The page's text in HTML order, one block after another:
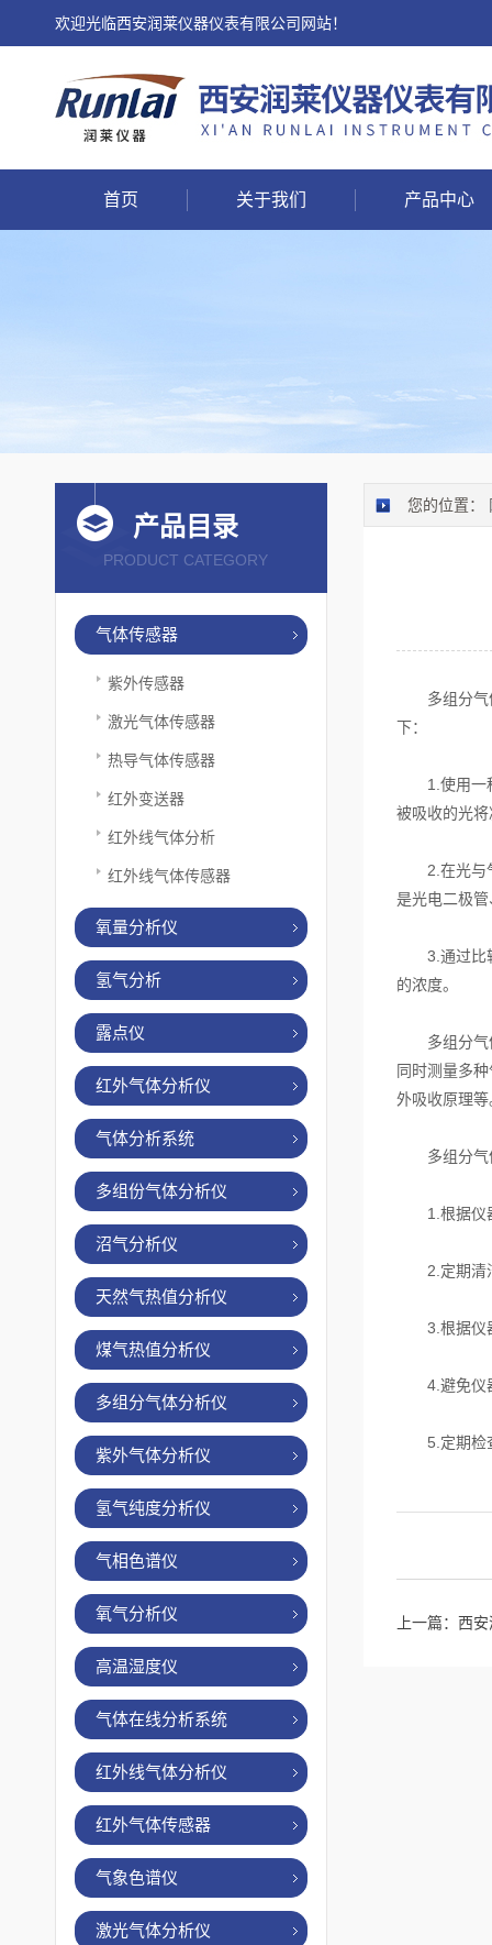
欢迎光临西安润莱仪器仪表有限公司网站！
首页 关于我们 产品中心
产品目录
PRODUCT CATEGORY
气体传感器
紫外传感器
激光气体传感器
热导气体传感器
红外变送器
红外线气体分析
红外线气体传感器
氧量分析仪
氢气分析
露点仪
红外气体分析仪
气体分析系统
多组份气体分析仪
沼气分析仪
天然气热值分析仪
煤气热值分析仪
多组分气体分析仪
紫外气体分析仪
氢气纯度分析仪
气相色谱仪
氧气分析仪
高温湿度仪
气体在线分析系统
红外线气体分析仪
红外气体传感器
气象色谱仪
激光气体分析仪
您的位置：
多组分气体
下：
1.使用一种
被吸收的光
2.在光与气
是光电二极
3.通过比较
的浓度。
多组分气体
同时测量多
外吸收原理
多组分气
1.根据仪器
2.定期清洁
3.根据仪器
4.避免仪器
5.定期检查
上一篇： 西安